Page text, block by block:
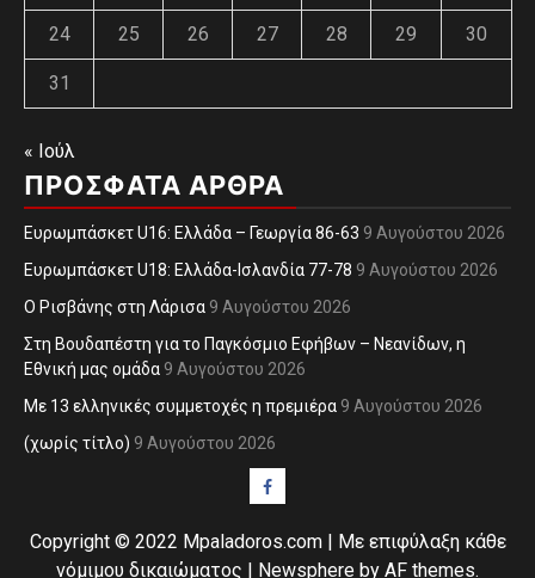
24 25 26 27 28 29 30
31
« Ιούλ
ΠΡΌΣΦΑΤΑ ΆΡΘΡΑ
Ευρωμπάσκετ U16: Ελλάδα – Γεωργία 86-63 9 Αυγούστου 2026
Ευρωμπάσκετ U18: Ελλάδα-Ισλανδία 77-78 9 Αυγούστου 2026
O Ρισβάνης στη Λάρισα 9 Αυγούστου 2026
Στη Βουδαπέστη για το Παγκόσμιο Εφήβων – Νεανίδων, η
Εθνική μας ομάδα 9 Αυγούστου 2026
Με 13 ελληνικές συμμετοχές η πρεμιέρα 9 Αυγούστου 2026
(χωρίς τίτλο) 9 Αυγούστου 2026
Facebook
Copyright © 2022 Mpaladoros.com | Με επιφύλαξη κάθε
νόμιμου δικαιώματος | Newsphere by AF themes.